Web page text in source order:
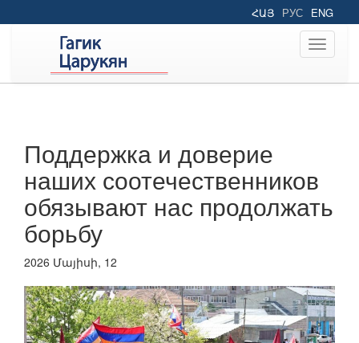
ՀԱՅ РУС ENG
Toggle
Поддержка и доверие
наших соотечественников
обязывают нас продолжать
борьбу
2026 Մայիսի, 12